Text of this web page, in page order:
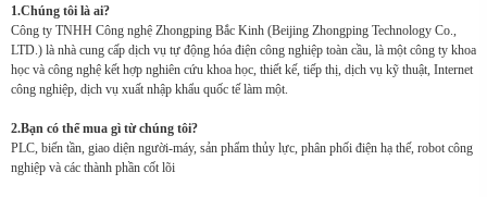
1.Chúng tôi là ai?
Công ty TNHH Công nghệ Zhongping Bắc Kinh (Beijing Zhongping Technology Co.,
LTD.) là nhà cung cấp dịch vụ tự động hóa điện công nghiệp toàn cầu, là một công ty khoa
học và công nghệ kết hợp nghiên cứu khoa học, thiết kế, tiếp thị, dịch vụ kỹ thuật, Internet
công nghiệp, dịch vụ xuất nhập khẩu quốc tế làm một.
2.Bạn có thể mua gì từ chúng tôi?
PLC, biến tần, giao diện người-máy, sản phẩm thủy lực, phân phối điện hạ thế, robot công
nghiệp và các thành phần cốt lõi